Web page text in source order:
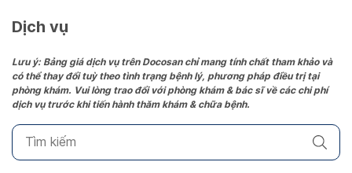
date.
the
question
mark
to
Dịch vụ
Lưu ý: Bảng giá dịch vụ trên Docosan chỉ mang tính chất tham khảo và
có thể thay đổi tuỳ theo tình trạng bệnh lý, phương pháp điều trị tại
phòng khám. Vui lòng trao đổi với phòng khám & bác sĩ về các chi phí
dịch vụ trước khi tiến hành thăm khám & chữa bệnh.